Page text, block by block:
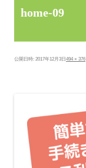
home-09
公開日時: 2017年12月3日 494 × 376